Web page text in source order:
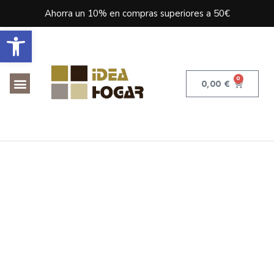
Abrir barra de herramientas
Ahorra un 10% en compras superiores a 50€
0,00 € 0